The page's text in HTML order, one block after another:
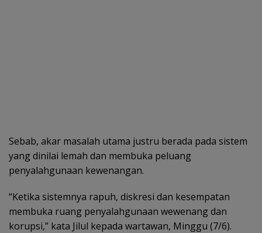
Sebab, akar masalah utama justru berada pada sistem
yang dinilai lemah dan membuka peluang
penyalahgunaan kewenangan.
“Ketika sistemnya rapuh, diskresi dan kesempatan
membuka ruang penyalahgunaan wewenang dan
korupsi,” kata Jilul kepada wartawan, Minggu (7/6).